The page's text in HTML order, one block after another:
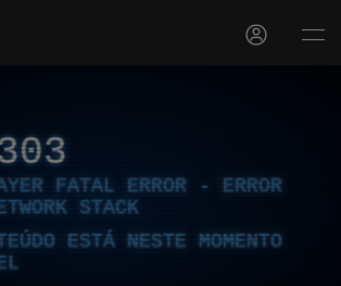
FATAL ERROR - ERROR
STACK
ESTÁ NESTE MOMENTO